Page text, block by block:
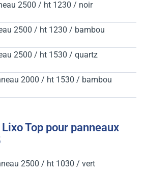
2500 / ht 1230 / noir
2500 / ht 1230 / bambou
2500 / ht 1530 / quartz
2000 / ht 1530 / bambou
Top pour panneaux
2500 / ht 1030 / vert